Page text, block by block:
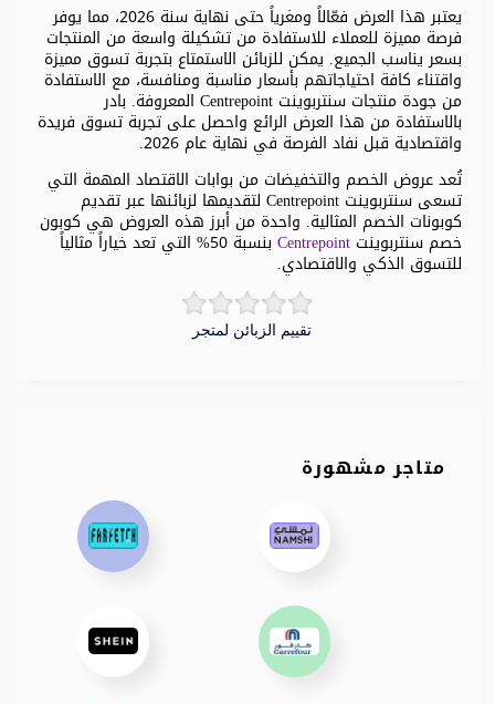
تقييم الزبائن لمتجر
تُعد عروض الخصم والتخفيضات من بوابات الاقتصاد المهمة التي
تسعى سنتربوينت Centrepoint لتقديمها لزبائنها عبر تقديم
كوبونات الخصم المثالية. واحدة من أبرز هذه العروض هي كوبون
خصم سنتربوينت Centrepoint بنسبة 50% التي تعد خياراً مثالياً
للتسوق الذكي والاقتصادي.
يعتبر هذا العرض فعّالاً ومغرياً حتى نهاية سنة 2026، مما يوفر
فرصة مميزة للعملاء للاستفادة من تشكيلة واسعة من المنتجات
بسعر يناسب الجميع. يمكن للزبائن الاستمتاع بتجربة تسوق مميزة
واقتناء كافة احتياجاتهم بأسعار مناسبة ومنافسة، مع الاستفادة
من جودة منتجات سنتربوينت Centrepoint المعروفة. بادر
بالاستفادة من هذا العرض الرائع واحصل على تجربة تسوق فريدة
واقتصادية قبل نفاد الفرصة في نهاية عام 2026.
متاجر مشهورة